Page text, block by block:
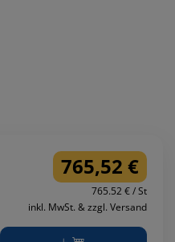
765,52 €
765.52 € / St
inkl. MwSt. & zzgl. Versand